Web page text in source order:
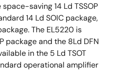
saving 14 Ld TSSOP
14 Ld SOIC package,
The EL5220 is
package and the 8Ld DFN
in the 5 Ld TSOT
operational amplifier